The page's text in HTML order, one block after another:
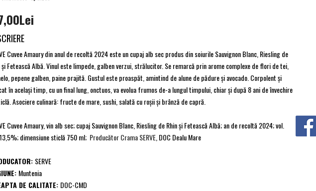
Cuvee Amaury din anul de recoltă 2024 este un cupaj alb sec produs din soiurile Sauvignon Blanc, Riesling de
şi Fetească Albă. Vinul este limpede, galben verzui, strălucitor. Se remarcă prin arome complexe de flori de tei,
pepene galben, paine prajită. Gustul este proaspăt, amintind de alune de pădure şi avocado. Corpolent și
în același timp, cu un final lung, onctuos, va evolua frumos de-a lungul timpului, chiar şi după 8 ani de învechire
Asociere culinară: fructe de mare, sushi, salată cu roșii și brânză de capră.
Cuvee Amaury, vin alb sec; cupaj Sauvignon Blanc, Riesling de Rhin şi Fetească Albă; an de recoltă 2024; vol.
dimensiune sticlă 750 ml; Producător Crama SERVE , DOC Dealu Mare
SERVE
Muntenia
DE CALITATE: DOC-CMD